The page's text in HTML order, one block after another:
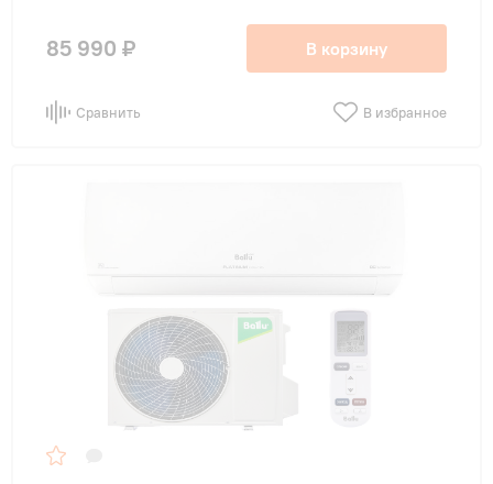
85 990 ₽ В корзину
Сравнить В избранное